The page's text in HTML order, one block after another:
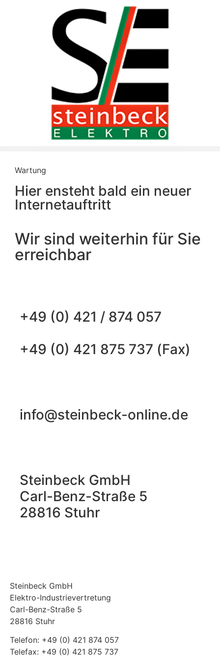
Wartung
Hier ensteht bald ein neuer
Internetauftritt
Wir sind weiterhin für Sie
erreichbar
+49 (0) 421 / 874 057
+49 (0) 421 875 737 (Fax)
info@steinbeck-online.de
Steinbeck GmbH
Carl-Benz-Straße 5
28816 Stuhr
Steinbeck GmbH
Elektro-Industrievertretung
Carl-Benz-Straße 5
28816 Stuhr
Telefon: +49 (0) 421 874 057
Telefax: +49 (0) 421 875 737